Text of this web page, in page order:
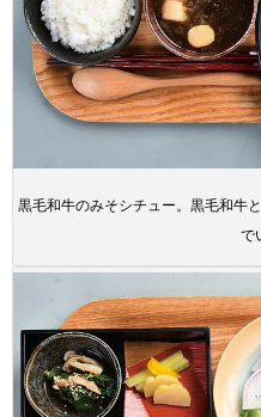
黒毛和牛のみそシチュー。黒毛和牛
で